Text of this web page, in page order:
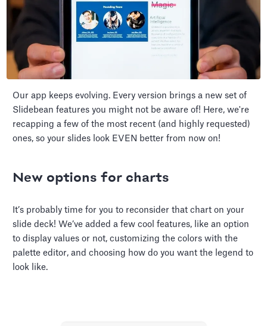
Our app keeps evolving. Every version brings a new set of
Slidebean features you might not be aware of! Here, we're
recapping a few of the most recent (and highly requested)
ones, so your slides look EVEN better from now on!
New options for charts
It’s probably time for you to reconsider that chart on your
slide deck! We’ve added a few cool features, like an option
to display values or not, customizing the colors with the
palette editor, and choosing how do you want the legend to
look like.